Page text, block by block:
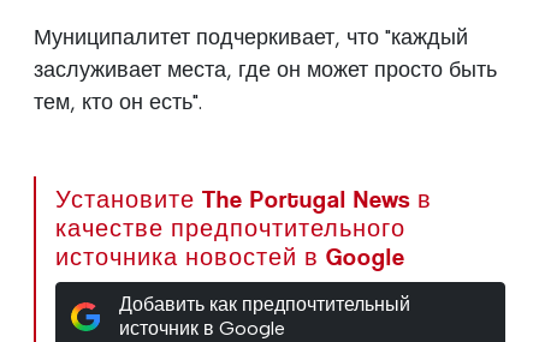
Муниципалитет подчеркивает, что "каждый
заслуживает места, где он может просто быть
тем, кто он есть".
Установите The Portugal News в
качестве предпочтительного
источника новостей в Google
Добавить как предпочтительный
источник в Google